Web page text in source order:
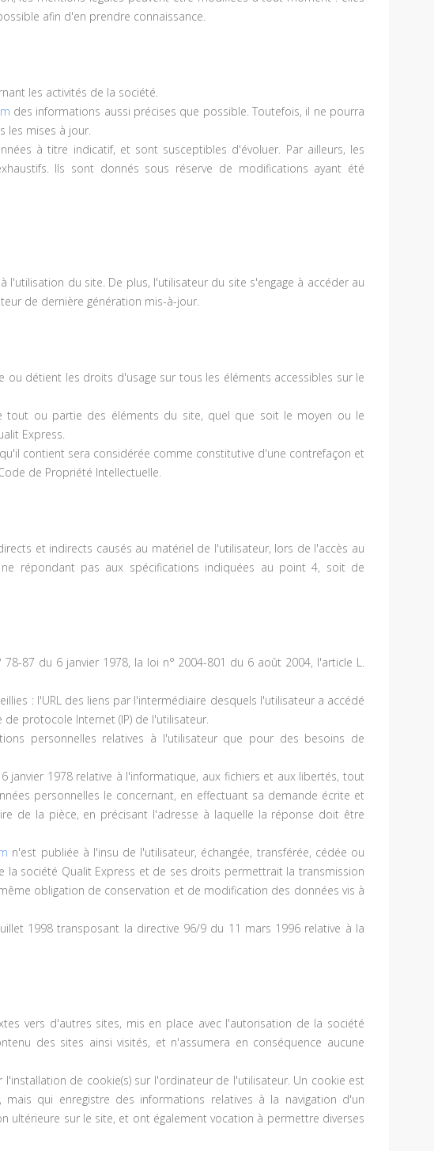
afin d'en prendre connaissance.
les activités de la société.
des informations aussi précises que possible. Toutefois, il ne pourra
les mises à jour.
à titre indicatif, et sont susceptibles d'évoluer. Par ailleurs, les
Ils sont donnés sous réserve de modifications ayant été
du site. De plus, l'utilisateur du site s'engage à accéder au
de dernière génération mis-à-jour.
détient les droits d'usage sur tous les éléments accessibles sur le
tout ou partie des éléments du site, quel que soit le moyen ou le
Express.
contient sera considérée comme constitutive d'une contrefaçon et
de Propriété Intellectuelle.
et indirects causés au matériel de l'utilisateur, lors de l'accès au
répondant pas aux spécifications indiquées au point 4, soit de
87 du 6 janvier 1978, la loi n° 2004-801 du 6 août 2004, l'article L.
: l'URL des liens par l'intermédiaire desquels l'utilisateur a accédé
protocole Internet (IP) de l'utilisateur.
personnelles relatives à l'utilisateur que pour des besoins de
1978 relative à l'informatique, aux fichiers et aux libertés, tout
personnelles le concernant, en effectuant sa demande écrite et
de la pièce, en précisant l'adresse à laquelle la réponse doit être
n'est publiée à l'insu de l'utilisateur, échangée, transférée, cédée ou
société Qualit Express et de ses droits permettrait la transmission
obligation de conservation et de modification des données vis à
1998 transposant la directive 96/9 du 11 mars 1996 relative à la
vers d'autres sites, mis en place avec l'autorisation de la société
des sites ainsi visités, et n'assumera en conséquence aucune
de cookie(s) sur l'ordinateur de l'utilisateur. Un cookie est
qui enregistre des informations relatives à la navigation d'un
ultérieure sur le site, et ont également vocation à permettre diverses